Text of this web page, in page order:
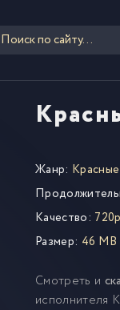
Жанр:
Качество: 720p
Размер: 46 MB
Смотреть и
исполнителя